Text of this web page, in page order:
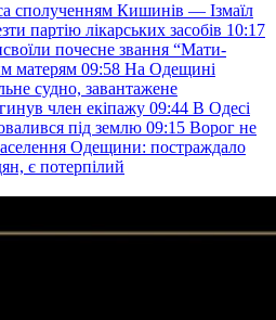
сполученням Кишинів — Ізмаїл
партію лікарських засобів 10:17
почесне звання “Мати-
матерям 09:58 На Одещині
судно, завантажене
член екіпажу 09:44 В Одесі
під землю 09:15 Ворог не
Одещини: постраждало
є потерпілий